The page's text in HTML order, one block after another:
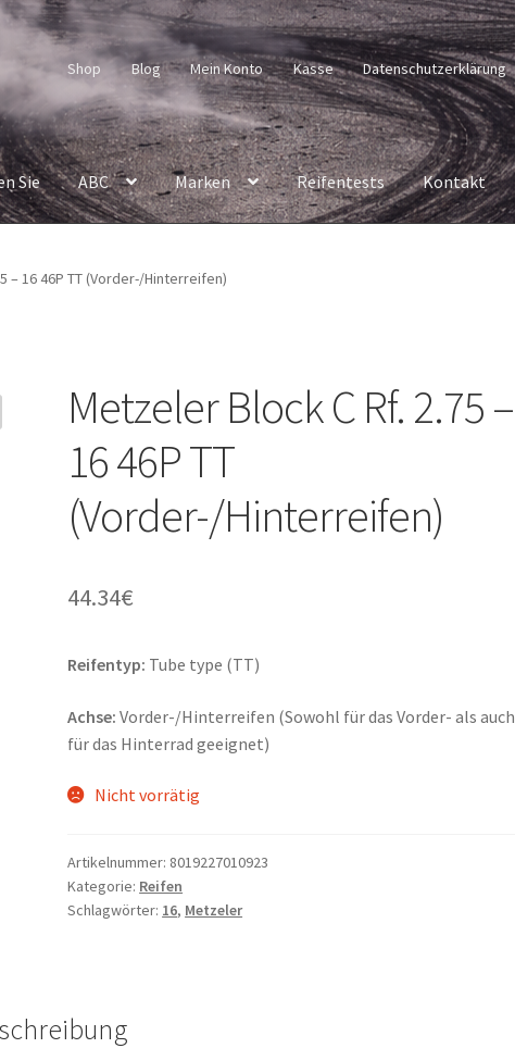
Shop Blog Mein Konto Kasse Datenschutzerklärung
Sie ABC Marken Reifentests Kontakt
– 16 46P TT (Vorder-/Hinterreifen)
Metzeler Block C Rf. 2.75 –
16 46P TT
(Vorder-/Hinterreifen)
44.34€
Reifentyp: Tube type (TT)
Achse: Vorder-/Hinterreifen (Sowohl für das Vorder- als auch
für das Hinterrad geeignet)
Nicht vorrätig
Artikelnummer: 8019227010923
Kategorie: Reifen
Schlagwörter: 16, Metzeler